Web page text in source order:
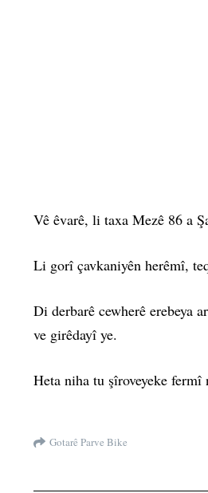
Vê êvarê, li taxa Mezê 86 a
Li gorî çavkaniyên herêmî,
Di derbarê cewherê erebeya
ve girêdayî ye.
Heta niha tu şîroveyeke
Gotarê Parve Bike